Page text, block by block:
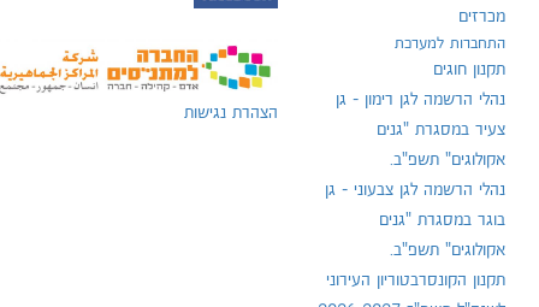
מכרזים
התחברות למערכת
תקנון חוגים
נהלי הרשמה לגן רימון - גן
צעיר במסגרת "גנים
אקולוגים" תשפ"ב.
נהלי הרשמה לגן צבעוני - גן
בוגר במסגרת "גנים
אקולוגים" תשפ"ב.
תקנון הקונסרבטוריון העירוני
הצהרת נגישות